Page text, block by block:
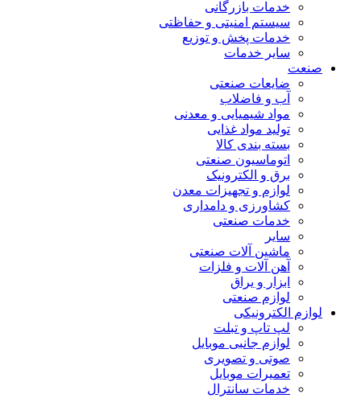
خدمات بازرگانی
سیستم امنیتی و حفاظتی
خدمات پخش و توزیع
سایر خدمات
صنعت
ضایعات صنعتی
آب و فاضلاب
مواد شیمیایی و معدنی
تولید مواد غذایی
بسته بندی کالا
اتوماسیون صنعتی
برق و الکترونیک
لوازم و تجهیزات معدن
کشاورزی و دامداری
خدمات صنعتی
سایر
ماشین آلات صنعتی
آهن آلات و فلزات
ابزار و یراق
لوازم صنعتی
لوازم الکترونیکی
لپ تاپ و تبلت
لوازم جانبی موبایل
صوتی و تصویری
تعمیرات موبایل
خدمات سانترال